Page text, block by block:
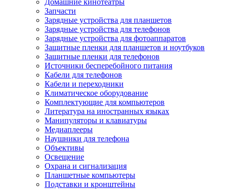
Домашние кинотеатры
Запчасти
Зарядные устройства для планшетов
Зарядные устройства для телефонов
Зарядные устройства для фотоаппаратов
Защитные пленки для планшетов и ноутбуков
Защитные пленки для телефонов
Источники бесперебойного питания
Кабели для телефонов
Кабели и переходники
Климатическое оборудование
Комплектующие для компьютеров
Литература на иностранных языках
Манипуляторы и клавиатуры
Медиаплееры
Наушники для телефона
Объективы
Освещение
Охрана и сигнализация
Планшетные компьютеры
Подставки и кронштейны